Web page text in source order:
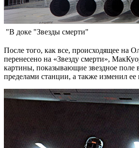
"В доке "Звезды смерти"
После того, как все, происходящее на
перенесено на «Звезду смерти»,
картины, показывающие звездное поле
пределами станции, а также изменил ее